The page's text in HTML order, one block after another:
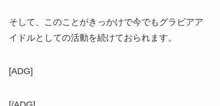
そして、このことがきっかけで今でもグラビアア
イドルとしての活動を続けておられます。
[ADG]